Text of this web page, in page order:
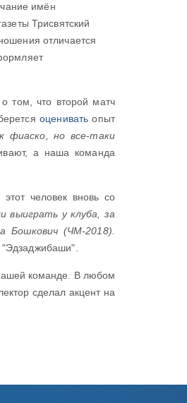
имён
Трисвятский
отличается
том, что второй матч
оценивать опыт
фиаско, но все-таки
а наша команда
человек вновь со
выиграть у клуба, за
Бошкович (ЧМ-2018).
"Эдзаджибаши".
команде. В любом
сделал акцент на